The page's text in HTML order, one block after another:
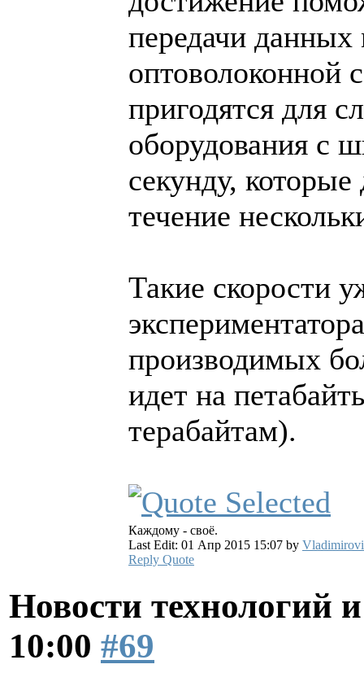
передачи
оптоволоконной
пригодятся для
оборудования с
секунду,
течение
Такие скорости
производимых
идет на
терабайтам).
Каждому - своё.
Last Edit: 01 Апр 2015 15:07 by
Reply Quote
Новости технологий
10:00 #69